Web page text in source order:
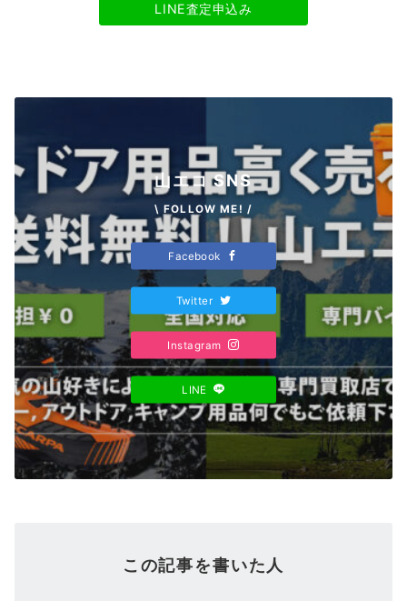
LINE査定申込み
山エコ SNS
\ FOLLOW ME! /
Facebook
Twitter
Instagram
LINE
この記事を書いた人